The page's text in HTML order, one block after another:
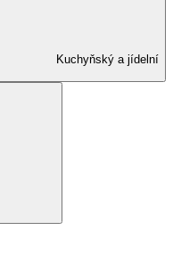
Kuchyňský a jídelní